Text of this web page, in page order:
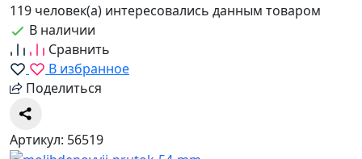
119 человек(а) интересовались данным товаром
В наличии
Сравнить
В избранное
Поделиться
Артикул: 56519